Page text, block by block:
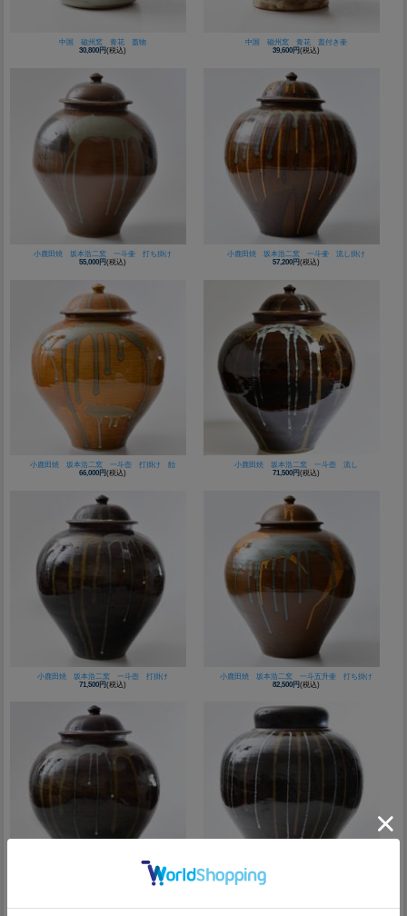
中国 磁州窯 青花 蓋物
30,800円(税込)
中国 磁州窯 青花 蓋付き壷
39,600円(税込)
小鹿田焼 坂本浩二窯 一斗壷 打ち掛け
55,000円(税込)
小鹿田焼 坂本浩二窯 一斗壷 流し掛け
57,200円(税込)
小鹿田焼 坂本浩二窯 一斗壺 打掛け 飴
66,000円(税込)
小鹿田焼 坂本浩二窯 一斗壺 流し
71,500円(税込)
小鹿田焼 坂本浩二窯 一斗壺 打掛け
71,500円(税込)
小鹿田焼 坂本浩二窯 一斗五升壷 打ち掛け
82,500円(税込)
小鹿田焼 坂本浩二窯 一斗五升壺 打掛け
小鹿田焼 坂本浩二窯 二斗茶壺 流し